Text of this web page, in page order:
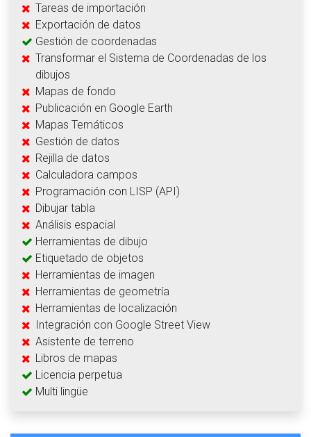
Tareas de importación
Exportación de datos
Gestión de coordenadas
Transformar el Sistema de Coordenadas de los
dibujos
Mapas de fondo
Publicación en Google Earth
Mapas Temáticos
Gestión de datos
Rejilla de datos
Calculadora campos
Programación con LISP (API)
Dibujar tabla
Análisis espacial
Herramientas de dibujo
Etiquetado de objetos
Herramientas de imagen
Herramientas de geometría
Herramientas de localización
Integración con Google Street View
Asistente de terreno
Libros de mapas
Licencia perpetua
Multi lingüe